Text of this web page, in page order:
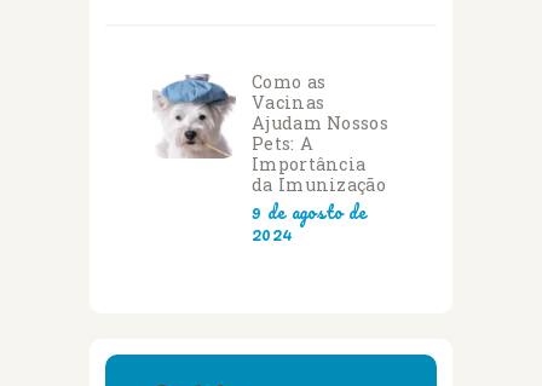
Como as
Vacinas
Ajudam Nossos
Pets: A
Importância
da Imunização
9 de agosto de
2024